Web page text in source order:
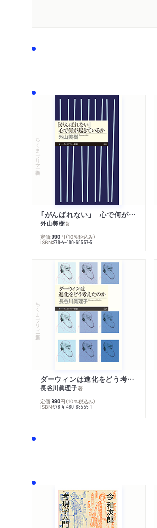
ちくまプリマー新書
「がんばれない」 心で何が起きているか
外山美樹著
定価:990円 （10％税込み）
ISBN:978-4-480-68557-5
ちくまプリマー新書
ダーウィンは進化をどう考えたのか
長谷川眞理子著
定価:990円 （10％税込み）
ISBN:978-4-480-68555-1